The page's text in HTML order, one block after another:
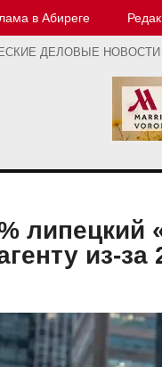
в Абиреге
ДЕЛОВЫЕ НОВОСТИ
липецкий
из-